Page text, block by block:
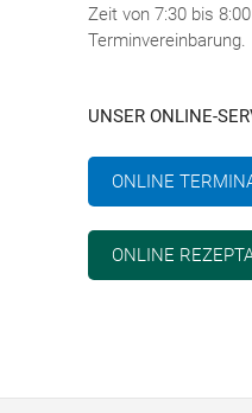
Zeit von 7:30 bis
Terminvereinbarung.
UNSER ONLINE-